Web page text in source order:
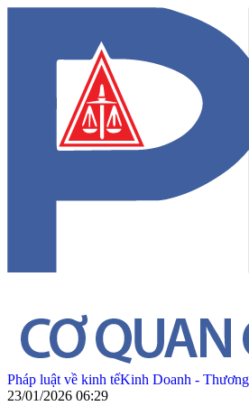
Pháp luật về kinh tếKinh Doanh -
23/01/2026 06:29